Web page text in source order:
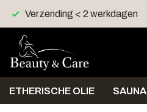
Verzending < 2 werkdagen
ETHERISCHE OLIE SAUNA